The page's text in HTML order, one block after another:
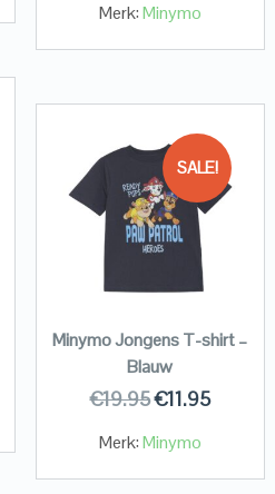
Merk:Minymo
SALE!
Minymo Jongens T-shirt –
Blauw
€19.95€11.95
Merk:Minymo